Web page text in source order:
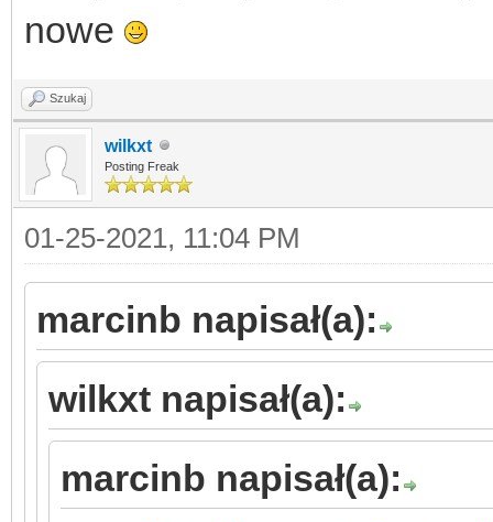
nowe
Szukaj
wilkxt
Posting Freak
01-25-2021, 11:04 PM
marcinb napisał(a):
wilkxt napisał(a):
marcinb napisał(a):